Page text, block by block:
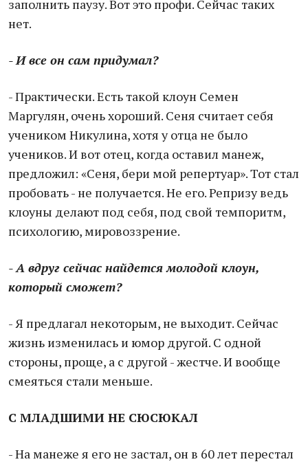
заполнить паузу. Вот это профи. Сейчас таких
нет.
- И все он сам придумал?
- Практически. Есть такой клоун Семен
Маргулян, очень хороший. Сеня считает себя
учеником Никулина, хотя у отца не было
учеников. И вот отец, когда оставил манеж,
предложил: «Сеня, бери мой репертуар». Тот стал
пробовать - не получается. Не его. Репризу ведь
клоуны делают под себя, под свой темпоритм,
психологию, мировоззрение.
- А вдруг сейчас найдется молодой клоун,
который сможет?
- Я предлагал некоторым, не выходит. Сейчас
жизнь изменилась и юмор другой. С одной
стороны, проще, а с другой - жестче. И вообще
смеяться стали меньше.
С МЛАДШИМИ НЕ СЮСЮКАЛ
- На манеже я его не застал, он в 60 лет перестал